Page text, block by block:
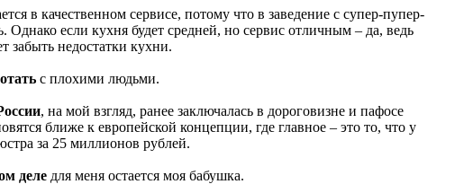
в качественном сервисе, потому что в заведение с супер-пупер-
если кухня будет средней, но сервис отличным – да, ведь
забыть недостатки кухни.
с плохими людьми.
, на мой взгляд, ранее заключалась в дороговизне и пафосе
ближе к европейской концепции, где главное – это то, что у
за 25 миллионов рублей.
деледля меня остается моя бабушка.